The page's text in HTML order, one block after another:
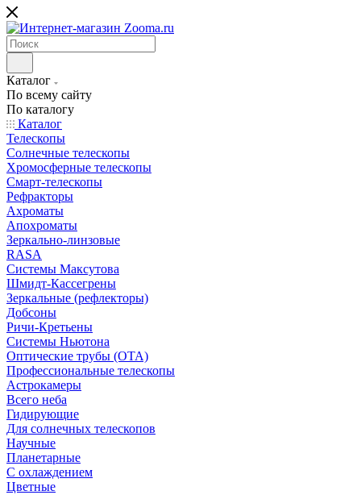
Каталог
По всему сайту
По каталогу
Каталог
Телескопы
Солнечные телескопы
Хромосферные телескопы
Смарт-телескопы
Рефракторы
Ахроматы
Апохроматы
Зеркально-линзовые
RASA
Системы Максутова
Шмидт-Кассегрены
Зеркальные (рефлекторы)
Добсоны
Ричи-Кретьены
Системы Ньютона
Оптические трубы (OTA)
Профессиональные телескопы
Астрокамеры
Всего неба
Гидирующие
Для солнечных телескопов
Научные
Планетарные
С охлаждением
Цветные